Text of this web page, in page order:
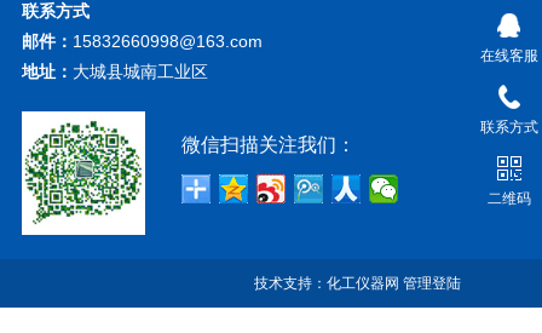
联系方式
邮件： 15832660998@163.com
地址： 大城县城南工业区
微信扫描关注我们：
技术支持： 化工仪器网 管理登陆
在线客服
联系方式
二维码